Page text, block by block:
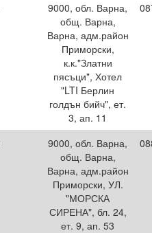
9000, обл. Варна,
общ. Варна,
Варна, адм.район
Приморски,
к.к."Златни
пясъци", Хотел
"LTI Берлин
голдън бийч", ет.
3, ап. 11
9000, обл. Варна,
общ. Варна,
Варна, адм.район
Приморски, УЛ.
"МОРСКА
СИРЕНА", бл. 24,
ет. 9, ап. 53